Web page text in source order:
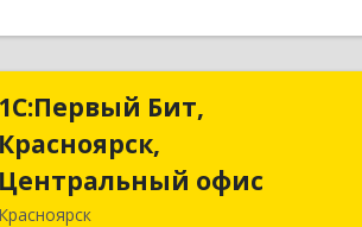
1С:Первый Бит,
Красноярск,
Центральный офис
Красноярск
1С:Первый Бит,
Центральный офис